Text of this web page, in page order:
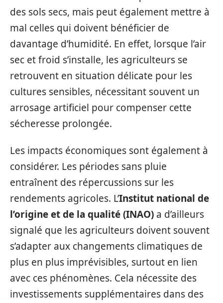
des sols secs, mais peut également mettre à
mal celles qui doivent bénéficier de
davantage d’humidité. En effet, lorsque l’air
sec et froid s’installe, les agriculteurs se
retrouvent en situation délicate pour les
cultures sensibles, nécessitant souvent un
arrosage artificiel pour compenser cette
sécheresse prolongée.
Les impacts économiques sont également à
considérer. Les périodes sans pluie
entraînent des répercussions sur les
rendements agricoles. L’Institut national de
l’origine et de la qualité (INAO) a d’ailleurs
signalé que les agriculteurs doivent souvent
s’adapter aux changements climatiques de
plus en plus imprévisibles, surtout en lien
avec ces phénomènes. Cela nécessite des
investissements supplémentaires dans des